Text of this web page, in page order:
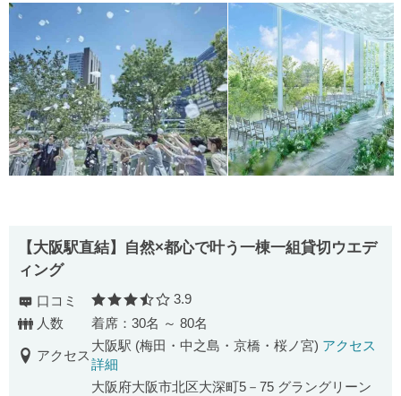
【大阪駅直結】自然×都心で叶う一棟一組貸切ウエデ
ィング
口コミ 口コミ評価
3.9
人数
着席：30名 ～ 80名
アクセス
大阪駅 (梅田・中之島・京橋・桜ノ宮) アクセス
詳細
大阪府大阪市北区大深町5－75 グラングリーン